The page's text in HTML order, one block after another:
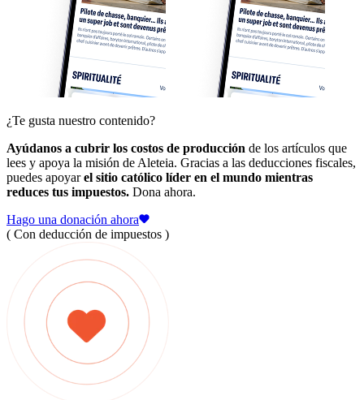
¿Te gusta nuestro contenido?
Ayúdanos a cubrir los costos de producción de los artículos que
lees y apoya la misión de Aleteia. Gracias a las deducciones fiscales,
puedes apoyarel sitio católico líder en el mundo mientras
reduces tus impuestos. Dona ahora.
Hago una donación ahora
( Con deducción de impuestos )